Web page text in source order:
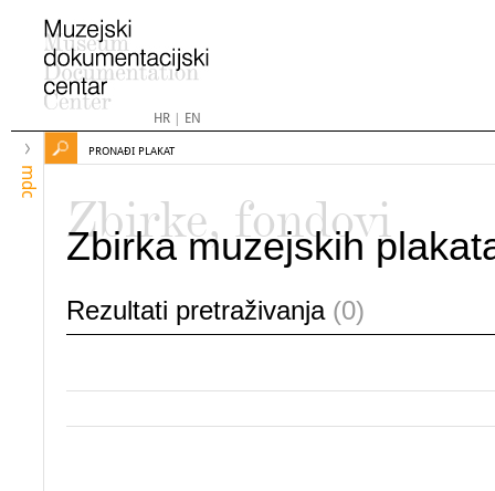
HR| EN
mdc
PRONAĐI PLAKAT
Zbirke, fondovi
Zbirka muzejskih
Rezultati pretraživanja (0)